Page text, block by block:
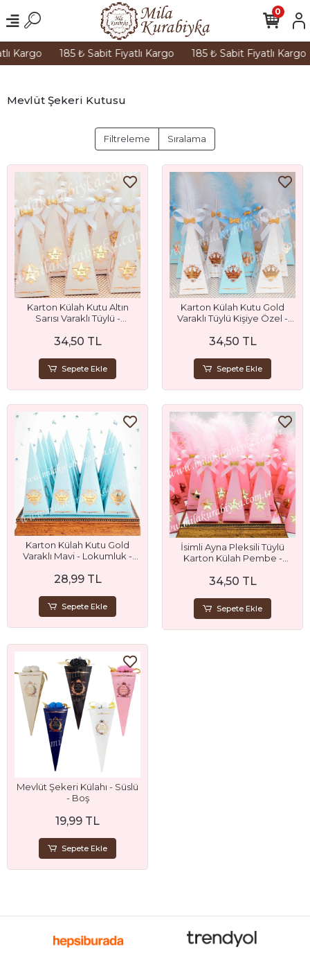
Kargo 185 ₺ Sabit Fiyatlı Kargo 185 ₺ Sabit Fiyatlı Kargo
0
Mevlüt Şekeri Kutusu
Filtreleme Sıralama
Karton Külah Kutu Altın
Sarısı Varaklı Tüylü -
Mevlüt Şekeri - Boş
34,50 TL
Sepete Ekle
Karton Külah Kutu Gold
Varaklı Tüylü Kişiye Özel -
Mevlüt Şekeri - Boş
34,50 TL
Sepete Ekle
Karton Külah Kutu Gold
Varaklı Mavi - Lokumluk -
Şekeri - Boş
28,99 TL
Sepete Ekle
İsimli Ayna Pleksili Tüylü
Karton Külah Pembe -
Şeker Kutusu
34,50 TL
Sepete Ekle
Mevlüt Şekeri Külahı - Süslü
- Boş
19,99 TL
Sepete Ekle